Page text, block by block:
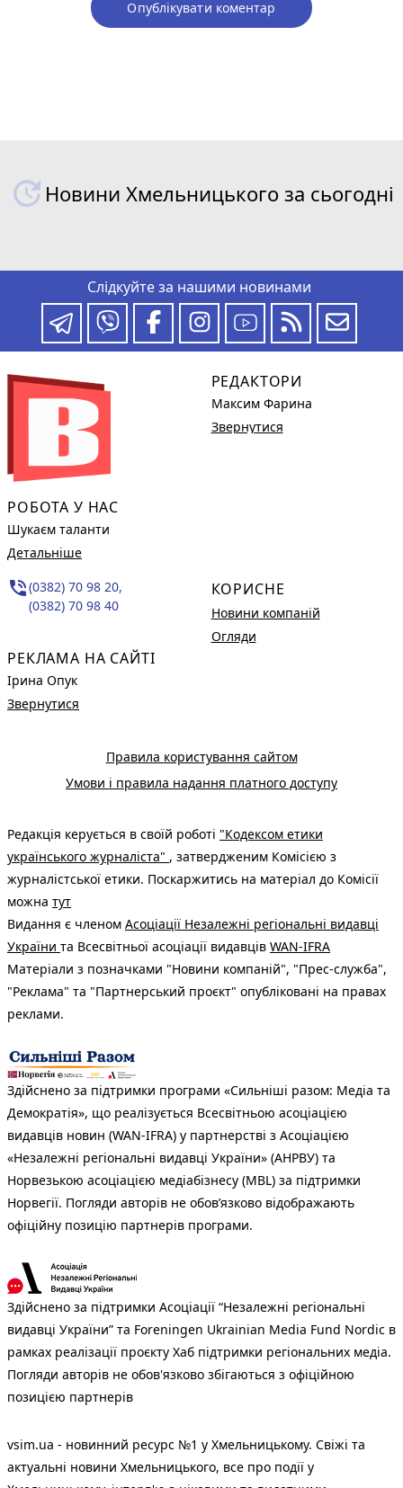
Опублікувати коментар
Новини Хмельницького за сьогодні
Слідкуйте за нашими новинами
РОБОТА У НАС
Шукаєм таланти
Детальніше
phone_in_talk(0382) 70 98 20,
(0382) 70 98 40
РЕКЛАМА НА САЙТІ
Ірина Опук
Звернутися
РЕДАКТОРИ
Максим Фарина
Звернутися
КОРИСНЕ
Новини компаній
Огляди
Правила користування сайтом
Умови і правила надання платного доступу
Редакція керується в своїй роботі "Кодексом етики
українського журналіста" , затвердженим Комісією з
журналістської етики. Поскаржитись на матеріал до Комісії
можна тут
Видання є членом Асоціації Незалежні регіональні видавці
України та Всесвітньої асоціації видавців WAN-IFRA
Матеріали з позначками "Новини компаній", "Прес-служба",
"Реклама" та "Партнерський проєкт" опубліковані на правах
реклами.
Здійснено за підтримки програми «Сильніші разом: Медіа та
Демократія», що реалізується Всесвітньою асоціацією
видавців новин (WAN-IFRA) у партнерстві з Асоціацією
«Незалежні регіональні видавці України» (АНРВУ) та
Норвезькою асоціацією медіабізнесу (MBL) за підтримки
Норвегії. Погляди авторів не обов’язково відображають
офіційну позицію партнерів програми.
Здійснено за підтримки Асоціації “Незалежні регіональні
видавці України” та Foreningen Ukrainian Media Fund Nordic в
рамках реалізації проєкту Хаб підтримки регіональних медіа.
Погляди авторів не обов'язково збігаються з офіційною
позицією партнерів
vsim.ua - новинний ресурс №1 у Хмельницькому. Свіжі та
актуальні новини Хмельницького, все про події у